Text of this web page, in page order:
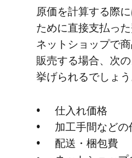
原価を​計算する​際
ために​直接支払っ
ネットショップで​
販売する​場合、​次
挙げられるでしょう
仕入れ価格
加工手間などの​
配送・梱包費